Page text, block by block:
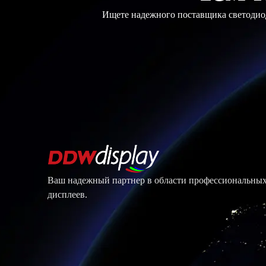
Ищете надежного поставщика
Ваш надежный партнер в области
дисплеев.